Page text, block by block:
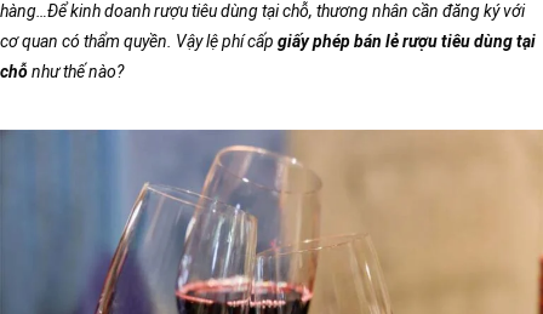
hàng…Để kinh doanh rượu tiêu dùng tại chỗ, thương nhân cần đăng ký với
cơ quan có thẩm quyền. Vậy lệ phí cấp giấy phép bán lẻ rượu tiêu dùng tại
chỗnhư thế nào?